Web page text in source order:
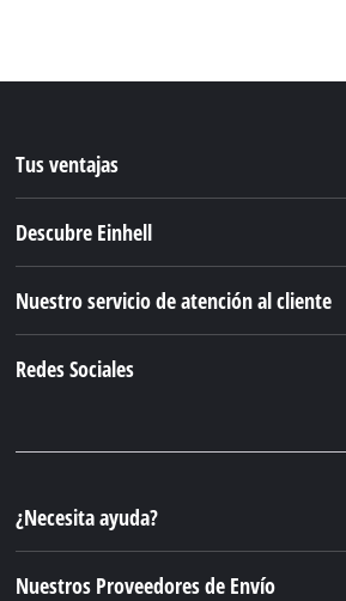
Tus ventajas
Descubre Einhell
Nuestro servicio de atención al cliente
Redes Sociales
¿Necesita ayuda?
Nuestros Proveedores de Envío